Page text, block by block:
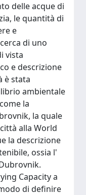
delle acque di
le quantità di
e
di uno
vista
e descrizione
è stata
ambientale
la
la quale
alla World
la descrizione
ossia l'
Capacity a
di definire